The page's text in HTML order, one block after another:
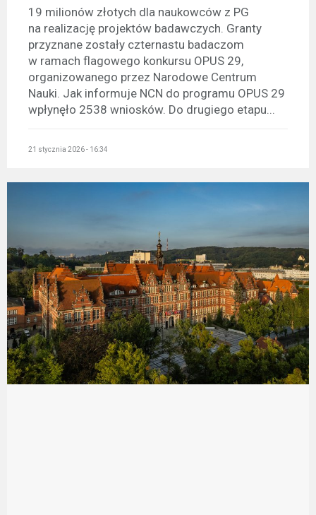
19 milionów złotych dla naukowców z PG
na realizację projektów badawczych. Granty
przyznane zostały czternastu badaczom
w ramach flagowego konkursu OPUS 29,
organizowanego przez Narodowe Centrum
Nauki. Jak informuje NCN do programu OPUS 29
wpłynęło 2538 wniosków. Do drugiego etapu...
21 stycznia 2026 - 16:34